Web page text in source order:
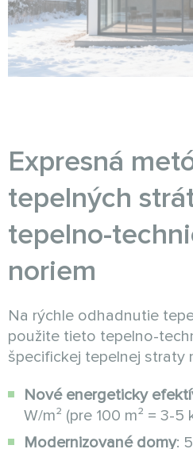
Expresná
tepelných
tepelno-
noriem
Na rýchle odhadnutie
použite tieto tepelno-
špecifickej tepelnej straty
Nové energeticky
W/m² (pre 100 m² = 3-5
Modernizované domy: